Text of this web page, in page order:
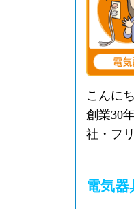
こんにち
創業30
社・フ
電気